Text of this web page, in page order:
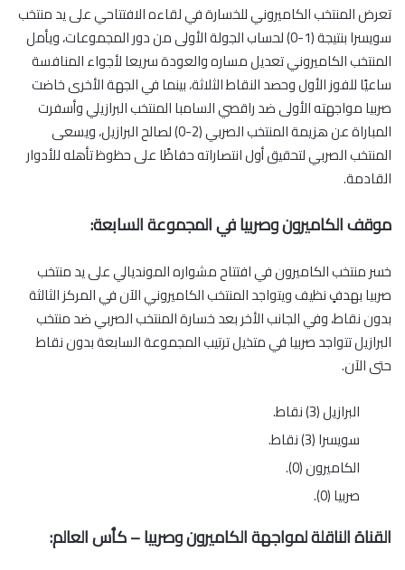
تعرض المنتخب الكاميروني للخسارة في لقاءه الافتتاحي على يد منتخب
سويسرا بنتيجة (1-0) لحساب الجولة الأولى من دور المجموعات، ويأمل
المنتخب الكاميروني تعديل مساره والعودة سريعا لأجواء المنافسة
ساعيًا للفوز الأول وحصد النقاط الثلاثة، بينما في الجهة الأخرى خاضت
صربيا مواجهته الأولى ضد راقصي السامبا المنتخب البرازيلي وأسفرت
المباراة عن هزيمة المنتخب الصربي (2-0) لصالح البرازيل، ويسعى
المنتخب الصربي لتحقيق أول انتصاراته حفاظًا على حظوظ تأهله للأدوار
القادمة.
موقف الكاميرون وصربيا في المجموعة السابعة:
خسر منتخب الكاميرون في افتتاح مشواره المونديالي على يد منتخب
صربيا بهدفٍ نظيف ويتواجد المنتخب الكاميروني الآن في المركز الثالثة
بدون نقاط، وفي الجانب الأخر بعد خسارة المنتخب الصربي ضد منتخب
البرازيل تتواجد صربيا في متذيل ترتيب المجموعة السابعة بدون نقاط
حتى الآن.
البرازيل (3) نقاط.
سويسرا (3) نقاط.
الكاميرون (0).
صربيا (0).
القناة الناقلة لمواجهة الكاميرون وصربيا – كأس العالم: